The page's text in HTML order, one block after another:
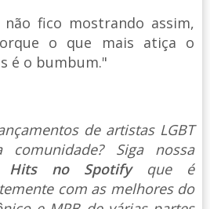
fico mostrando assim,
o que mais atiça o
é o bumbum."
de artistas LGBT
Siga nossa
Hits no Spotify que é
com as melhores do